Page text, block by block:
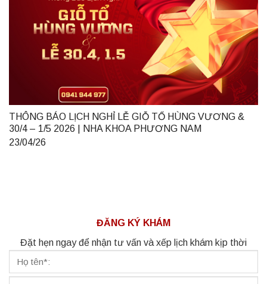
THÔNG BÁO LỊCH NGHỈ LỄ GIỖ TỔ HÙNG VƯƠNG &
30/4 – 1/5 2026 | NHA KHOA PHƯƠNG NAM
23/04/26
ĐĂNG KÝ KHÁM
Đặt hẹn ngay để nhận tư vấn và xếp lịch khám kịp thời